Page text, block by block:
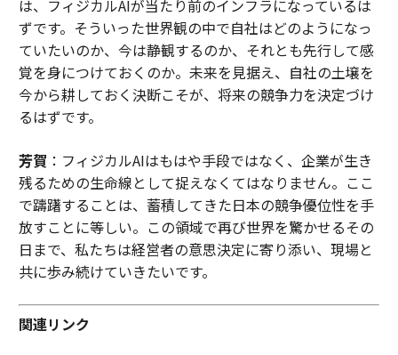
は、フィジカルAIが当たり前のインフラになっているは
ずです。そういった世界観の中で自社はどのようになっ
ていたいのか、今は静観するのか、それとも先行して感
覚を身につけておくのか。未来を見据え、自社の土壌を
今から耕しておく決断こそが、将来の競争力を決定づけ
るはずです。
芳賀 ：フィジカルAIはもはや手段ではなく、企業が生き
残るための生命線として捉えなくてはなりません。ここ
で躊躇することは、蓄積してきた日本の競争優位性を手
放すことに等しい。この領域で再び世界を驚かせるその
日まで、私たちは経営者の意思決定に寄り添い、現場と
共に歩み続けていきたいです。
関連リンク